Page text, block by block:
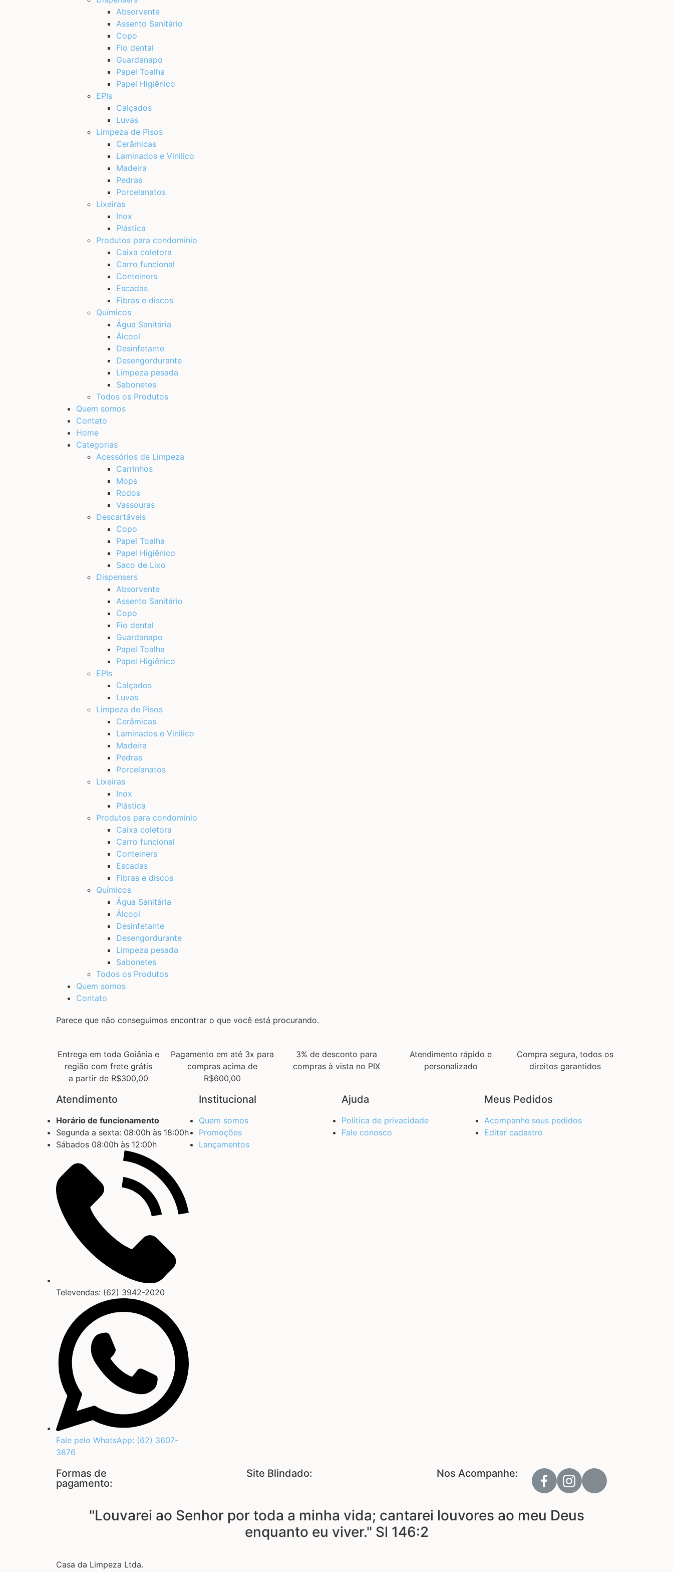
Absorvente
Assento Sanitário
Copo
Fio dental
Guardanapo
Papel Toalha
Papel Higiênico
EPIs
Calçados
Luvas
Limpeza de Pisos
Cerâmicas
Laminados e Vinilico
Madeira
Pedras
Porcelanatos
Lixeiras
Inox
Plástica
Produtos para condomínio
Caixa coletora
Carro funcional
Conteiners
Escadas
Fibras e discos
Químicos
Água Sanitária
Álcool
Desinfetante
Desengordurante
Limpeza pesada
Sabonetes
Todos os Produtos
Quem somos
Contato
Home
Categorias
Acessórios de Limpeza
Carrinhos
Mops
Rodos
Vassouras
Descartáveis
Copo
Papel Toalha
Papel Higiênico
Saco de Lixo
Dispensers
Absorvente
Assento Sanitário
Copo
Fio dental
Guardanapo
Papel Toalha
Papel Higiênico
EPIs
Calçados
Luvas
Limpeza de Pisos
Cerâmicas
Laminados e Vinilico
Madeira
Pedras
Porcelanatos
Lixeiras
Inox
Plástica
Produtos para condomínio
Caixa coletora
Carro funcional
Conteiners
Escadas
Fibras e discos
Químicos
Água Sanitária
Álcool
Desinfetante
Desengordurante
Limpeza pesada
Sabonetes
Todos os Produtos
Quem somos
Contato
Parece que não conseguimos encontrar o que você está procurando.
Entrega em toda Goiânia e
região com frete grátis
a partir de R$300,00
Pagamento em até 3x para
compras acima de
R$600,00
3% de desconto para
compras à vista no PIX
Atendimento rápido e
personalizado
Compra segura, todos os
direitos garantidos
Atendimento
Horário de funcionamento
Segunda a sexta: 08:00h às 18:00h
Sábados 08:00h às 12:00h
Televendas: (62) 3942-2020
Fale pelo WhatsApp: (62) 3607-
3876
Institucional
Quem somos
Promoções
Lançamentos
Ajuda
Politica de privacidade
Fale conosco
Meus Pedidos
Acompanhe seus pedidos
Editar cadastro
Formas de
pagamento:
Site Blindado: Nos Acompanhe:
"Louvarei ao Senhor por toda a minha vida; cantarei louvores ao meu Deus
enquanto eu viver." Sl 146:2
Casa da Limpeza Ltda.